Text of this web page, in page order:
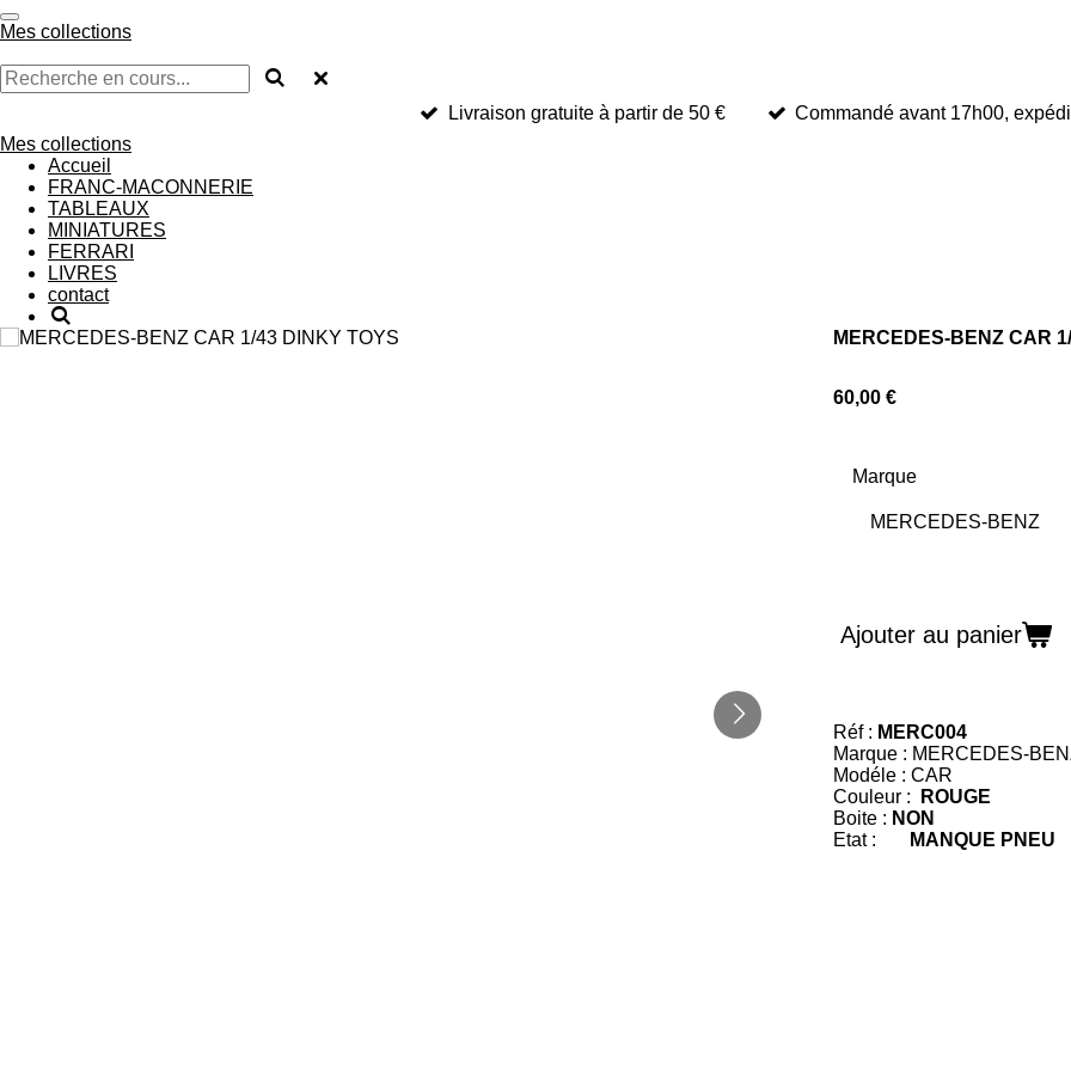
Passer
au
contenu
principal
Mes collections
Livraison gratuite à partir de 50 €
Commandé avant 17h00,
Mes collections
Accueil
FRANC-MACONNERIE
TABLEAUX
MINIATURES
FERRARI
LIVRES
contact
MERCEDES-BENZ CAR
60,00 €
Marque
Ajouter au panier
Réf : MERC004
Marque : MERCEDES-
Modéle : CAR
Couleur :
ROUGE
Boite : NON
Etat :
MANQUE PNEU